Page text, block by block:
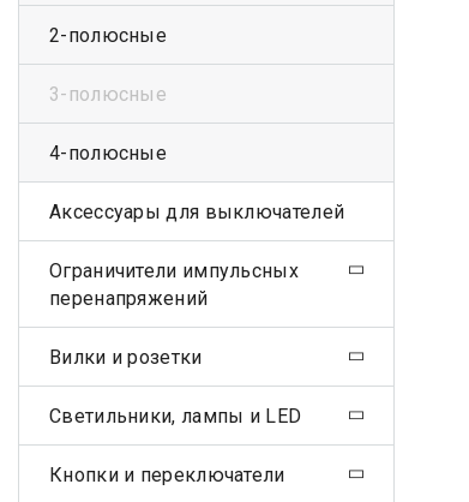
2-полюсные
3-полюсные
4-полюсные
Аксессуары для выключателей
Ограничители импульсных
перенапряжений
Вилки и розетки
Светильники, лампы и LED
Кнопки и переключатели